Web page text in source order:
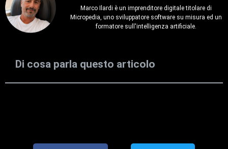
Marco Ilardi è un imprenditore digitale titolare di
Micropedia, uno sviluppatore software su misura ed un
formatore sull'intelligenza artificiale.
Di cosa parla questo articolo